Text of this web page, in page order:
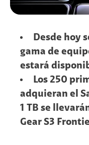
Desde hoy
gama de
estará
Los 250
adquieran el
1 TB se
Gear S3